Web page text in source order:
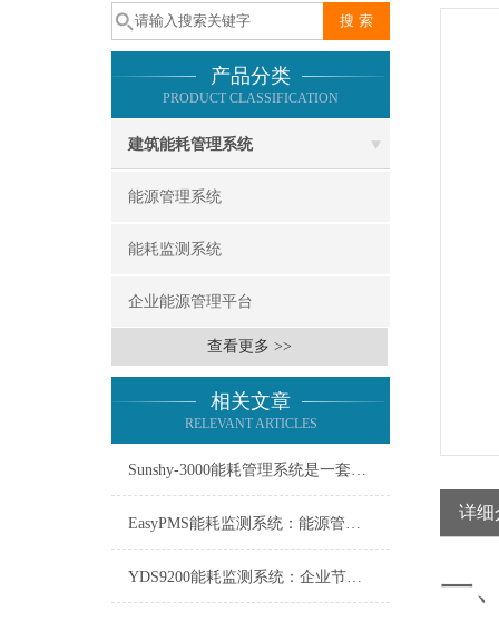
产品分类
PRODUCT CLASSIFICATION
建筑能耗管理系统
能源管理系统
能耗监测系统
企业能源管理平台
查看更多 >>
相关文章
RELEVANT ARTICLES
Sunshy-3000能耗管理系统是一套用于监测、分析能源使用情况的工具
EasyPMS能耗监测系统：能源管理的智慧之眼
YDS9200能耗监测系统：企业节能增效的智慧之眼
详细
一